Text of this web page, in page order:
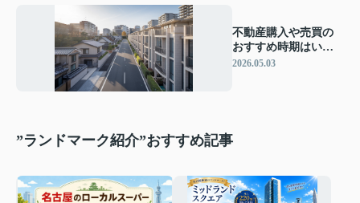
不動産購入や売買の
おすすめ時期はい
つ？市況や金利から
2026.05.03
”ランドマーク紹介”おすすめ記事